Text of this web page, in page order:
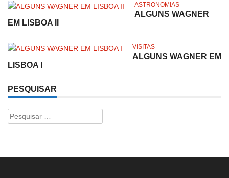
ASTRONOMIAS
ALGUNS WAGNER
EM LISBOA II
VISITAS
ALGUNS WAGNER EM
LISBOA I
PESQUISAR
Pesquisar
por: